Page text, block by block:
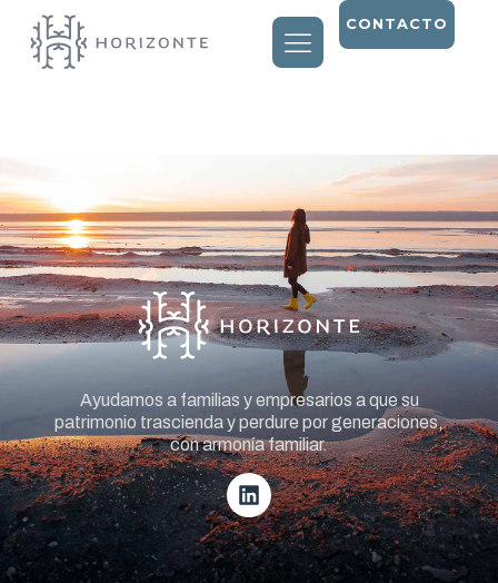
CONTACTO
Ayudamos a familias y empresarios a que su
patrimonio trascienda y perdure por generaciones,
con armonía familiar.